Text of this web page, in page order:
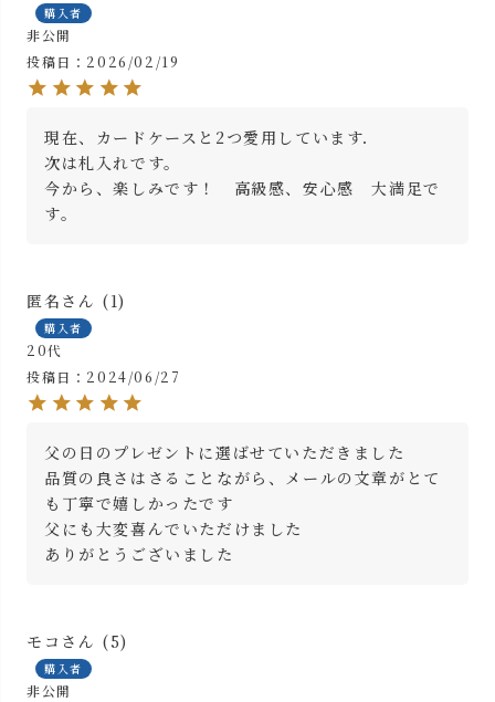
購入者
非公開
投稿日
2026/02/19
現在、カードケースと2つ愛用しています．
次は札入れです。
今から、楽しみです！　高級感、安心感　大満足で
す。
匿名 1
購入者
20代
投稿日
2024/06/27
父の日のプレゼントに選ばせていただきました
品質の良さはさることながら、メールの文章がとて
も丁寧で嬉しかったです
父にも大変喜んでいただけました
ありがとうございました
モコ 5
購入者
非公開